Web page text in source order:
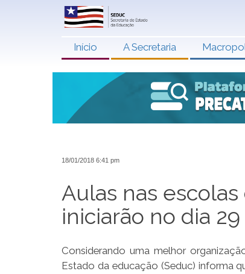
Início A Secretaria
18/01/2018 6:41 pm
Aulas nas
iniciarão no dia
Considerando uma melhor
Estado da educação (Seduc) informa